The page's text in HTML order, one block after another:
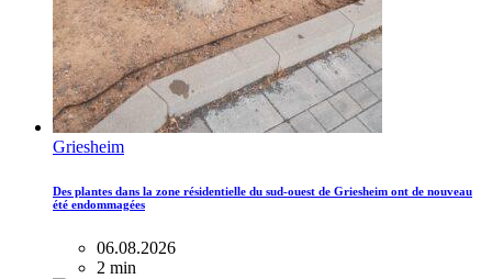
Griesheim
Des plantes dans la zone résidentielle du sud-ouest de Griesheim ont de nouveau
été endommagées
06.08.2026
2 min